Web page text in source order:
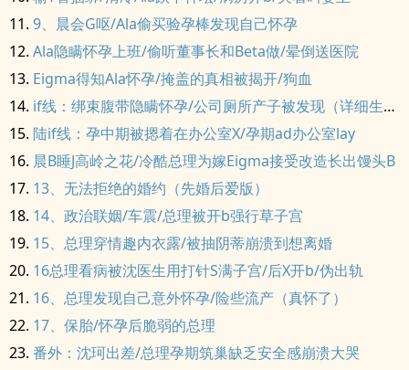
9、晨会G呕/Ala偷买验孕棒发现自己怀孕
Ala隐瞒怀孕上班/偷听董事长和Beta做/晕倒送医院
Eigma得知Ala怀孕/掩盖的真相被揭开/狗血
if线：绑束腹带隐瞒怀孕/公司厕所产子被发现（详细生产描写
陆if线：孕中期被摁着在办公室X/孕期ad办公室lay
晨B睡J高岭之花/冷酷总理为嫁Eigma接受改造长出馒头B
13、无法拒绝的婚约（先婚后爱版）
14、政治联姻/车震/总理被开b强行草子宫
15、总理穿情趣内衣露/被抽阴蒂崩溃到想离婚
16总理看病被沈医生用打针S满子宫/后X开b/伪出轨
16、总理发现自己意外怀孕/险些流产（真怀了）
17、保胎/怀孕后脆弱的总理
番外：沈珂出差/总理孕期筑巢缺乏安全感崩溃大哭